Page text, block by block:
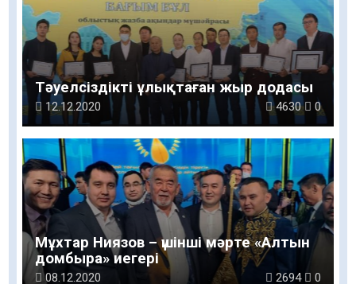
Тәуелсіздікті ұлықтаған жыр додасы
12.12.2020 4630 0
Мұхтар Ниязов – үшінші мәрте «Алтын
домбыра» иегері
08.12.2020 2694 0